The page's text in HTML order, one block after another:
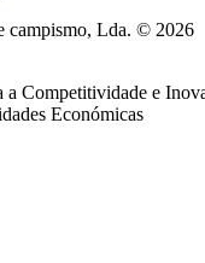
campismo, Lda. © 2026